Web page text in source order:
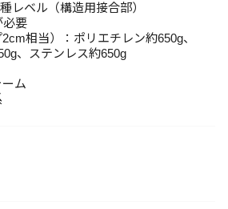
レベル（構造用接合部）
必要
相当）：ポリエチレン約650g、
、ステンレス約650g
ム